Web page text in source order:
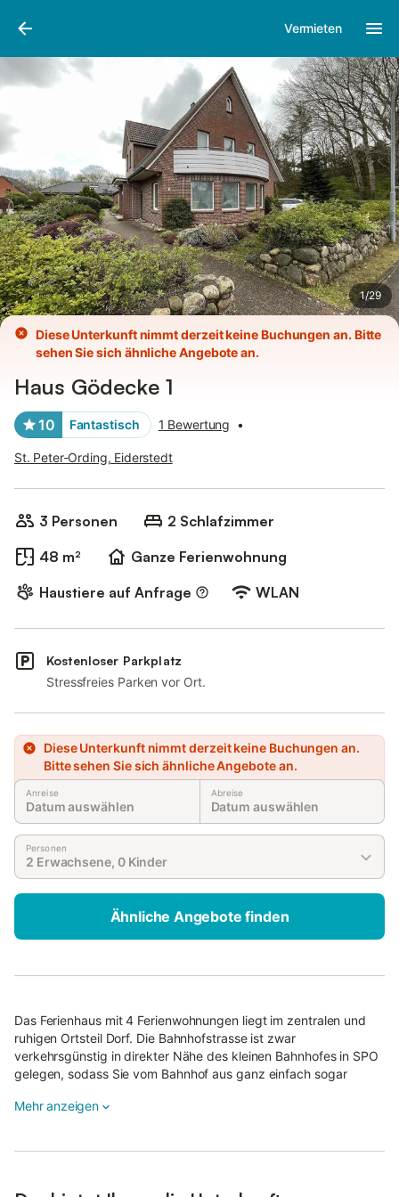
Vermieten
1/29
Bilder
Diese Unterkunft nimmt derzeit keine Buchungen an. Bitte
sehen Sie sich ähnliche Angebote an.
Haus Gödecke 1
10 Fantastisch 1 Bewertung •
St. Peter-Ording, Eiderstedt
3 Personen
2 Schlafzimmer
48 m²
Ganze Ferienwohnung
Haustiere auf Anfrage
WLAN
Kostenloser Parkplatz
Stressfreies Parken vor Ort.
Diese Unterkunft nimmt derzeit keine Buchungen an.
Bitte sehen Sie sich ähnliche Angebote an.
Anreise
Datum auswählen
Abreise
Datum auswählen
Personen
2 Erwachsene, 0 Kinder
Ähnliche Angebote finden
Das Ferienhaus mit 4 Ferienwohnungen liegt im zentralen und
ruhigen Ortsteil Dorf. Die Bahnhofstrasse ist zwar
verkehrsgünstig in direkter Nähe des kleinen Bahnhofes in SPO
gelegen, sodass Sie vom Bahnhof aus ganz einfach sogar
können. Die Lage erlaubt jedoch auch, dass Sie keinerlei Notiz
Mehr anzeigen